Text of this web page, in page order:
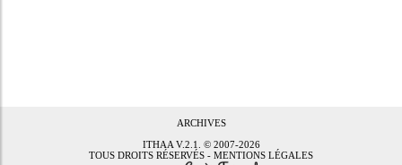
ARCHIVES
ITHAAV.2.1. © 2007-2026
TOUS DROITS RÉSERVÉS - MENTIONS LÉGALES